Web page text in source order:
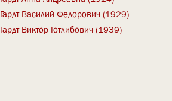
Гардт Василий Федорович (1929)
Гардт Виктор Готлибович (1939)